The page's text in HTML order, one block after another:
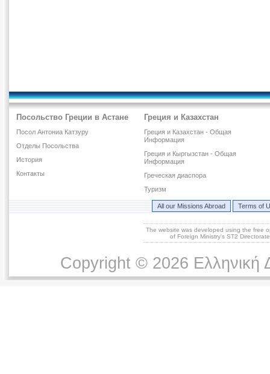
Посольство Греции в Астане
Посол Антониа Катзуру
Отделы Посольства
История
Контакты
Греция и Казахстан
Греция и Казахстан - Общая
Информация
Греция и Кыргызстан - Общая
Информация
Греческая диаспора
Туризм
All our Missions Abroad Terms of
The website was developed using the free
of Foreign Ministry's ST2
Copyright © 2026